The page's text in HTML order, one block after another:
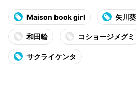
Maison book girl 矢川葵
和田輪 コショージメグミ
サクライケンタ